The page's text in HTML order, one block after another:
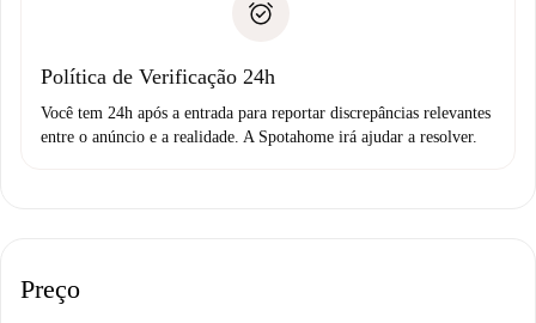
Débito direto bancário
não comunicar nenhum problema.
Política de Verificação 24h
Você tem 24h após a entrada para reportar discrepâncias relevantes
entre o anúncio e a realidade. A Spotahome irá ajudar a resolver.
Preço